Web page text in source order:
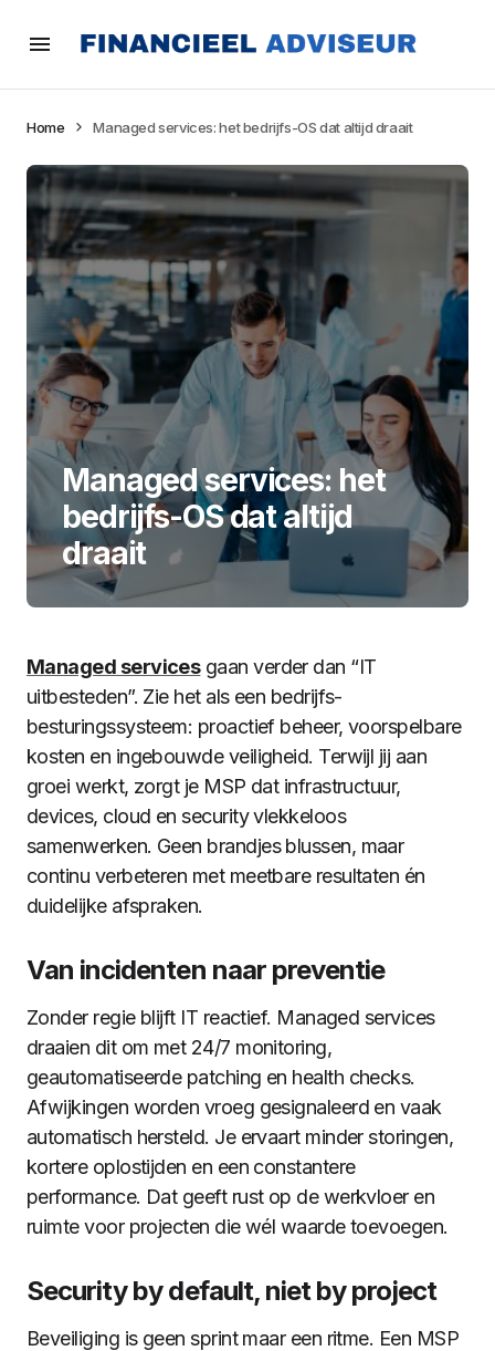
Home Managed services: het bedrijfs-OS dat altijd draait
Managed services: het
bedrijfs-OS dat altijd
draait
Managed servicesgaan verder dan “IT
uitbesteden”. Zie het als een bedrijfs-
besturingssysteem: proactief beheer, voorspelbare
kosten en ingebouwde veiligheid. Terwijl jij aan
groei werkt, zorgt je MSP dat infrastructuur,
devices, cloud en security vlekkeloos
samenwerken. Geen brandjes blussen, maar
continu verbeteren met meetbare resultaten én
duidelijke afspraken.
Van incidenten naar preventie
Zonder regie blijft IT reactief. Managed services
draaien dit om met 24/7 monitoring,
geautomatiseerde patching en health checks.
Afwijkingen worden vroeg gesignaleerd en vaak
automatisch hersteld. Je ervaart minder storingen,
kortere oplostijden en een constantere
performance. Dat geeft rust op de werkvloer en
ruimte voor projecten die wél waarde toevoegen.
Security by default, niet by project
Beveiliging is geen sprint maar een ritme. Een MSP